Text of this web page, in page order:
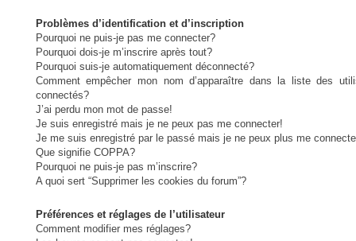
Problèmes d’identification et d’inscription
Pourquoi ne puis-je pas me connecter?
Pourquoi dois-je m’inscrire après tout?
Pourquoi suis-je automatiquement déconnecté?
Comment empêcher mon nom d’apparaître dans la liste des
connectés?
J’ai perdu mon mot de passe!
Je suis enregistré mais je ne peux pas me connecter!
Je me suis enregistré par le passé mais je ne peux plus me
Que signifie COPPA?
Pourquoi ne puis-je pas m’inscrire?
A quoi sert “Supprimer les cookies du forum”?
Préférences et réglages de l’utilisateur
Comment modifier mes réglages?